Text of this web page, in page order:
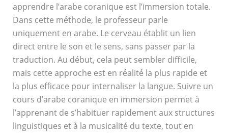
apprendre l’arabe coranique est l’immersion totale.
Dans cette méthode, le professeur parle
uniquement en arabe. Le cerveau établit un lien
direct entre le son et le sens, sans passer par la
traduction. Au début, cela peut sembler difficile,
mais cette approche est en réalité la plus rapide et
la plus efficace pour internaliser la langue. Suivre un
cours d’arabe coranique en immersion permet à
l’apprenant de s’habituer rapidement aux structures
linguistiques et à la musicalité du texte, tout en